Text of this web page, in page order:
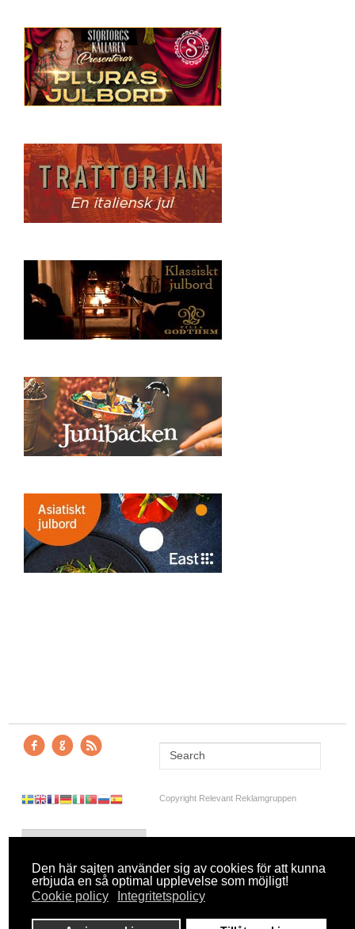
Den här sajten använder sig av cookies för att kunna
erbjuda en så optimal upplevelse som möjligt!
Cookie policy
Integritetspolicy
Copyright Relevant Reklamgruppen